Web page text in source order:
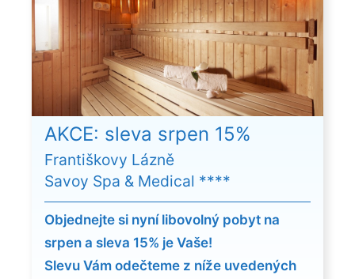
AKCE: sleva srpen 15%
Františkovy Lázně
Savoy Spa & Medical ****
Objednejte si nyní libovolný pobyt na
srpen a sleva 15% je Vaše!
Slevu Vám odečteme z níže uvedených